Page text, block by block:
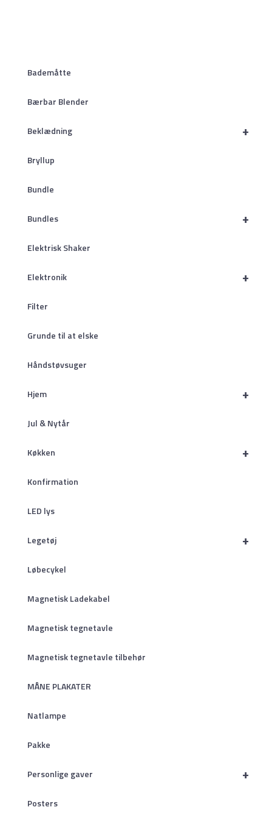
Bademåtte
Bærbar Blender
+
Beklædning
Bryllup
Bundle
+
Bundles
Elektrisk Shaker
+
Elektronik
Filter
Grunde til at elske
Håndstøvsuger
+
Hjem
Jul & Nytår
+
Køkken
Konfirmation
LED lys
+
Legetøj
Løbecykel
Magnetisk Ladekabel
Magnetisk tegnetavle
Magnetisk tegnetavle tilbehør
MÅNE PLAKATER
Natlampe
Pakke
+
Personlige gaver
Posters